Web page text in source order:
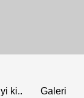
İyi ki.. Galeri